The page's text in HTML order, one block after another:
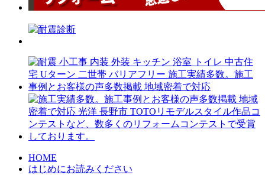
HOME
はじめにお読みください